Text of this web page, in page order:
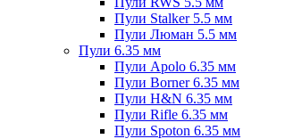
Пули Stalker 5.5 мм
Пули Люман 5.5 мм
Пули 6.35 мм
Пули Apolo 6.35 мм
Пули Borner 6.35 мм
Пули H&N 6.35 мм
Пули Rifle 6.35 мм
Пули Spoton 6.35 мм